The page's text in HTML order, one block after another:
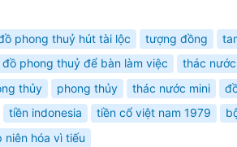
phong thuỷ hút tài lộc tượng đồng
đồ phong thuỷ để bàn làm việc thác
thủy
phong thủy thác nước mini
tiền indonesia tiền cổ việt nam 1979
hóa vì tiếu